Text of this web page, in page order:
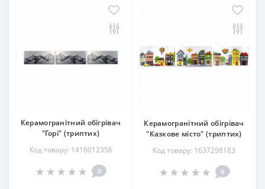
Керамогранітний обігрівач
"Горі" (триптих)
Код товару: 1416012356
0
Керамогранітний обігрівач
"Казкове місто" (триптих)
Код товару: 1637298183
0